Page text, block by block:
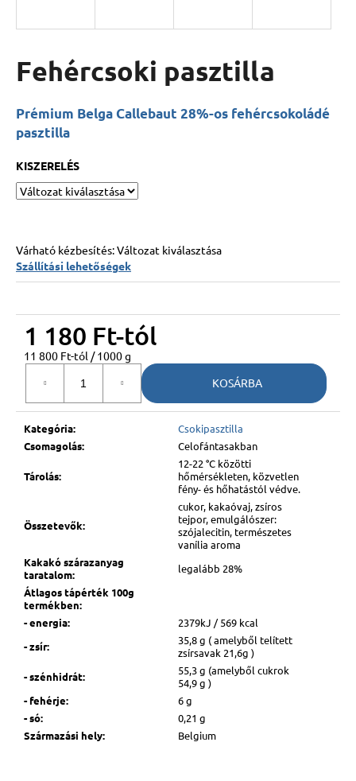
Fehércsoki pasztilla
Prémium Belga Callebaut 28%-os fehércsokoládé
pasztilla
KISZERELÉS
Várható kézbesítés:Változat kiválasztása
Szállítási lehetőségek
1 180 Ft-tól
Egységár:
11 800 Ft-tól / 1000 g
KOSÁRBA
Kategória:
Csokipasztilla
Csomagolás: Celofántasakban
Tárolás:
12-22 °C közötti
hőmérsékleten, közvetlen
fény- és hőhatástól védve.
Összetevők:
cukor, kakaóvaj, zsíros
tejpor, emulgálószer:
szójalecitin, természetes
vanília aroma
Kakakó szárazanyag
taratalom:
legalább 28%
Átlagos tápérték 100g
termékben:
- energia:
2379kJ / 569 kcal
- zsír:
35,8 g ( amelyből telített
zsírsavak 21,6g )
- szénhidrát:
55,3 g (amelyből cukrok
54,9 g )
- fehérje:
6 g
- só:
0,21 g
Származási hely: Belgium
j
á
l
j
k
BONBON
VÁLOGATÁS
6